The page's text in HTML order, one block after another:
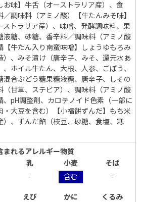
お味】牛舌（オーストラリア産）、食
／調味料（アミノ酸）【牛たんみそ味】
ストラリア産）、味噌、発酵調味料、果
液糖、砂糖、香辛料／調味料（アミノ酸
【牛たん入り南蛮味噌】しょうゆもろみ
）、みそ漬け（唐辛子、みそ、還元水あ
、ホイル牛たん、大根、人参、ごぼう、
混合ぶどう糖果糖液糖、唐辛子、しその
（甘草、ステビア）、調味料（アミノ酸
、pH調整剤、カロテノイド色素（一部に
・大豆を含む）【小福餅ずんだ】もち米
）、ずんだ餡（枝豆、砂糖、食塩、寒
まれるアレルギー物質
乳 小麦
そば
- 含む -
えび かに
くるみ